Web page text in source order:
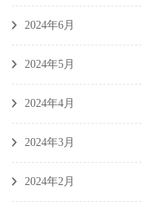
2024年6月
2024年5月
2024年4月
2024年3月
2024年2月